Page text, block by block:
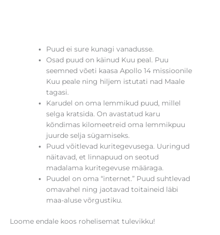
Puud ei sure kunagi vanadusse.
Osad puud on käinud Kuu peal. Puu
seemned võeti kaasa Apollo 14 missioonile
Kuu peale ning hiljem istutati nad Maale
tagasi.
Karudel on oma lemmikud puud, millel
selga kratsida. On avastatud karu
kõndimas kilomeetreid oma lemmikpuu
juurde selja sügamiseks.
Puud võitlevad kuritegevusega. Uuringud
näitavad, et linnapuud on seotud
madalama kuritegevuse määraga.
Puudel on oma “internet.” Puud suhtlevad
omavahel ning jaotavad toitaineid läbi
maa-aluse võrgustiku.
Loome endale koos rohelisemat tulevikku!